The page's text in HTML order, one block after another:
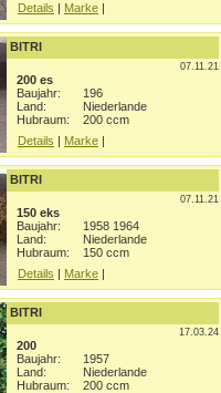
Details | Marke |
BITRI
07.11.21
200 es
Baujahr:
196
Land:
Niederlande
Hubraum:
200 ccm
Details | Marke |
BITRI
07.11.21
150 eks
Baujahr:
1958 1964
Land:
Niederlande
Hubraum:
150 ccm
Details | Marke |
BITRI
17.03.24
200
Baujahr:
1957
Land:
Niederlande
Hubraum:
200 ccm